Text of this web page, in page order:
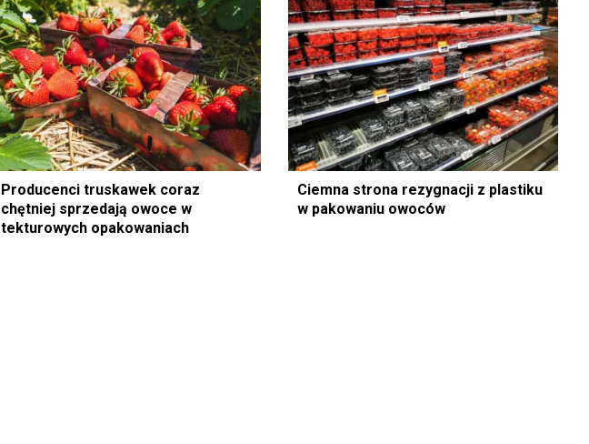
Producenci truskawek coraz
chętniej sprzedają owoce w
tekturowych opakowaniach
Ciemna strona rezygnacji z plastiku
w pakowaniu owoców